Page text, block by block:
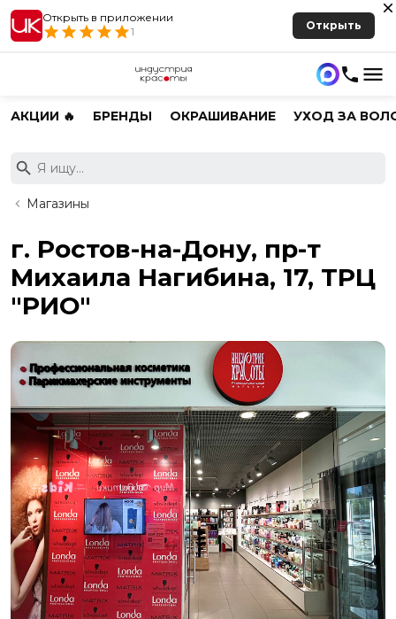
Открыть в приложении
1
Открыть
АКЦИИ 🔥 БРЕНДЫ ОКРАШИВАНИЕ УХОД ЗА
Магазины
г. Ростов-на-Дону, пр-т
Михаила Нагибина, 17, ТРЦ
"РИО"